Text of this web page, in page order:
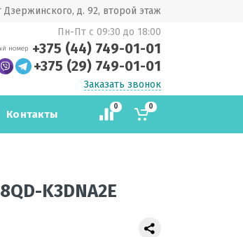
Дзержинского, д. 92, второй этаж
Пн-Пт с 09:30 до 18:00
номер +375 (44) 749-01-01
+375 (29) 749-01-01
Заказать звонок
Контакты
0 0
K3DNA2E